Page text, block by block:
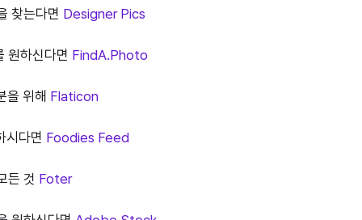
찾는다면 Designer Pics
원하신다면 FindA.Photo
을 위해 Flaticon
시다면 Foodies Feed
든 것 Foter